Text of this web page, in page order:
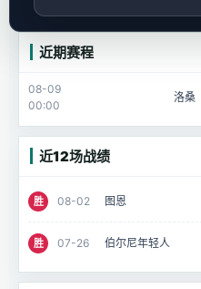
近期赛程
08-09
00:00
洛桑
近12场战绩
胜 08-02 图恩
胜 07-26 伯尔尼年轻人